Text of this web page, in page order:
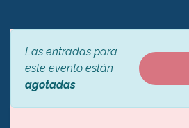
Las entradas para
este evento están
agotadas